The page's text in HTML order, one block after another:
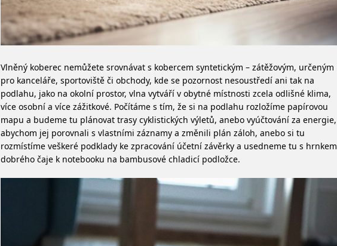
Vlněný koberec nemůžete srovnávat s kobercem syntetickým – zátěžovým, určeným
pro kanceláře, sportoviště či obchody, kde se pozornost nesoustředí ani tak na
podlahu, jako na okolní prostor, vlna vytváří v obytné místnosti zcela odlišné klima,
více osobní a více zážitkové. Počítáme s tím, že si na podlahu rozložíme papírovou
mapu a budeme tu plánovat trasy cyklistických výletů, anebo vyúčtování za energie,
abychom jej porovnali s vlastními záznamy a změnili plán záloh, anebo si tu
rozmístíme veškeré podklady ke zpracování účetní závěrky a usedneme tu s hrnkem
dobrého čaje k notebooku na bambusové chladicí podložce.